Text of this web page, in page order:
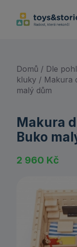
Domů / Dle
kluky/ Makura
malý dům
Makura
Buko
2 960 Kč